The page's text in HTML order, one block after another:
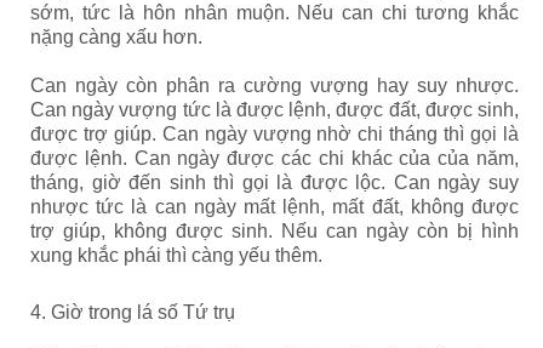
sớm, tức là hôn nhân muộn. Nếu can chi tương khắc
nặng càng xấu hơn.
Can ngày còn phân ra cường vượng hay suy nhược.
Can ngày vượng tức là được lệnh, được đất, được sinh,
được trợ giúp. Can ngày vượng nhờ chi tháng thì gọi là
được lệnh. Can ngày được các chi khác của của năm,
tháng, giờ đến sinh thì gọi là được lộc. Can ngày suy
nhược tức là can ngày mất lệnh, mất đất, không được
trợ giúp, không được sinh. Nếu can ngày còn bị hình
xung khắc phái thì càng yếu thêm.
4. Giờ trong lá số Tứ trụ